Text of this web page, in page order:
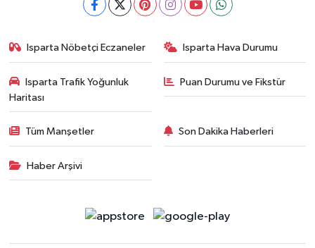
Isparta Nöbetçi Eczaneler Isparta Hava Durumu
Isparta Trafik Yoğunluk
Haritası
Puan Durumu ve Fikstür
Tüm Manşetler Son Dakika Haberleri
Haber Arşivi